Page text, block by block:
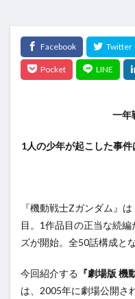
一年
1人の少年が起こした事
『機動戦士Zガンダム』
目。1作品目の正当な続
ズが開始。全50話構成と
今回紹介する 『劇場版 機
は、2005年に劇場公開さ